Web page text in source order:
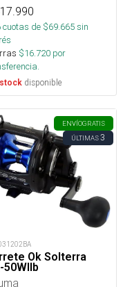
cuotas de $69.665sin
$16.720 por
disponible
ENVÍOGRATIS
ÚLTIMAS3
Ok Solterra
50WIIb